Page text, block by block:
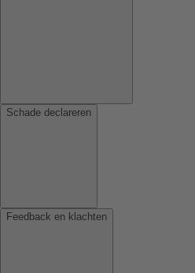
Schade declareren
Feedback en klachten